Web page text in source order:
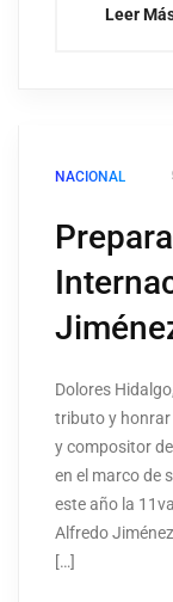
Leer
NACIONAL
Dolores
tributo y honrar
y compositor
en el marco de
este año la
Alfredo
[…]